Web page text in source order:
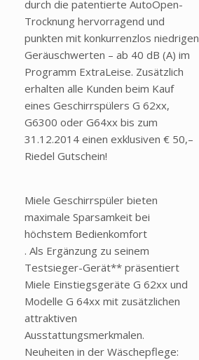
durch die patentierte AutoOpen-
Trocknung hervorragend und
punkten mit konkurrenzlos niedrigen
Geräuschwerten – ab 40 dB (A) im
Programm ExtraLeise. Zusätzlich
erhalten alle Kunden beim Kauf
eines Geschirrspülers G 62xx,
G6300 oder G64xx bis zum
31.12.2014 einen exklusiven € 50,–
Riedel Gutschein!
Miele Geschirrspüler bieten
maximale Sparsamkeit bei
höchstem Bedienkomfort
. Als Ergänzung zu seinem
Testsieger-Gerät** präsentiert
Miele Einstiegsgeräte G 62xx und
Modelle G 64xx mit zusätzlichen
attraktiven
Ausstattungsmerkmalen.
Neuheiten in der Wäschepflege: